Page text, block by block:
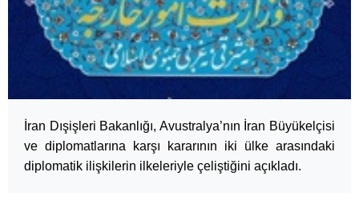
İran Dışişleri Bakanlığı, Avustralya’nın İran Büyükelçisi
ve diplomatlarına karşı kararının iki ülke arasındaki
diplomatik ilişkilerin ilkeleriyle çeliştiğini açıkladı.